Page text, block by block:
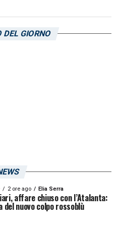
corso con mister
DEL GIORNO
2 ore ago Elia Serra
affare chiuso con l’Atalanta:
nuovo colpo rossoblù